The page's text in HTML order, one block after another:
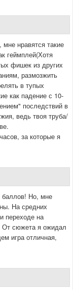
нравятся такие
геймплей(Хотя
фишек из других
размозжить
в тупых
как падение с 10-
последствий в
ведь твоя труба/
за которые я
баллов! Но, мне
На средних
переходе на
От сюжета я ожидал
игра отличная,